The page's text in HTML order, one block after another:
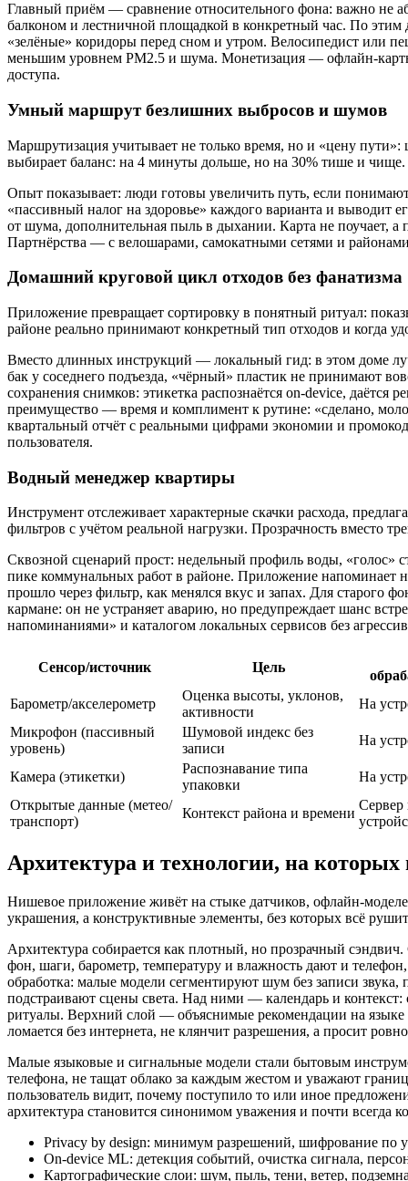
Главный приём — сравнение относительного фона: важно не
балконом и лестничной площадкой в конкретный час. По
«зелёные» коридоры перед сном и утром. Велосипедист или
меньшим уровнем PM2.5 и шума. Монетизация — офлайн-
доступа.
Умный маршрут безлишних выбросов и шумов
Маршрутизация учитывает не только время, но и «цену
выбирает баланс: на 4 минуты дольше, но на 30% тише и чище.
Опыт показывает: люди готовы увеличить путь, если
«пассивный налог на здоровье» каждого варианта и
от шума, дополнительная пыль в дыхании. Карта не поучает, а
Партнёрства — с велошарами, самокатными сетями и
Домашний круговой цикл отходов без фанатизма
Приложение превращает сортировку в понятный ритуал:
районе реально принимают конкретный тип отходов и когда
Вместо длинных инструкций — локальный гид: в этом доме
бак у соседнего подъезда, «чёрный» пластик не принимают
сохранения снимков: этикетка распознаётся on‑device, даётся
преимущество — время и комплимент к рутине: «сделано,
квартальный отчёт с реальными цифрами экономии и
пользователя.
Водный менеджер квартиры
Инструмент отслеживает характерные скачки расхода,
фильтров с учётом реальной нагрузки. Прозрачность вместо
Сквозной сценарий прост: недельный профиль воды, «голос»
пике коммунальных работ в районе. Приложение напоминает
прошло через фильтр, как менялся вкус и запах. Для старого
кармане: он не устраняет аварию, но предупреждает шанс
напоминаниями» и каталогом локальных сервисов без
Сенсор/источник Цель
Барометр/акселерометр
Оценка высоты, уклонов,
активности
На
Микрофон (пассивный
уровень)
Шумовой индекс без
записи
На
Камера (этикетки)
Распознавание типа
упаковки
На
Открытые данные (метео/
транспорт)
Контекст района и времени
Сервер
Архитектура и технологии, на которых
Нишевое приложение живёт на стыке датчиков,
украшения, а конструктивные элементы, без которых всё
Архитектура собирается как плотный, но прозрачный
фон, шаги, барометр, температуру и влажность дают и
обработка: малые модели сегментируют шум без записи
подстраивают сцены света. Над ними — календарь и
ритуалы. Верхний слой — объяснимые рекомендации на языке
ломается без интернета, не клянчит разрешения, а просит
Малые языковые и сигнальные модели стали бытовым
телефона, не тащат облако за каждым жестом и уважают
пользователь видит, почему поступило то или иное
архитектура становится синонимом уважения и почти всегда
Privacy by design: минимум разрешений, шифрование по
On-device ML: детекция событий, очистка сигнала,
Картографические слои: шум, пыль, тени, ветер,